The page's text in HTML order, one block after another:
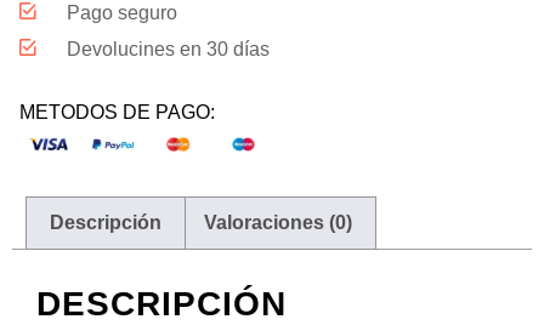
Pago seguro
Devolucines en 30 días
METODOS DE PAGO:
Descripción Valoraciones (0)
DESCRIPCIÓN